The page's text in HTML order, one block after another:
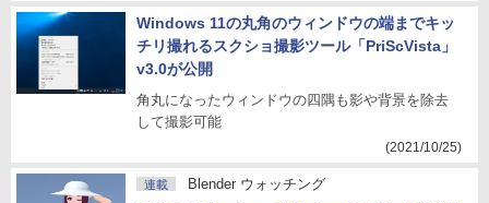
Windows 11の丸角のウィンドウの端までキッ
チリ撮れるスクショ撮影ツール「PriScVista」
v3.0が公開
角丸になったウィンドウの四隅も影や背景を除去
して撮影可能
(2021/10/25)
連載 Blender ウォッチング